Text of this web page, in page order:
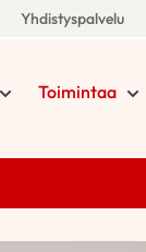
Yhdistyspalvelu
Toimintaa